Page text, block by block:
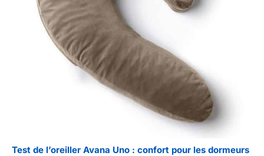
Test de l’oreiller Avana Uno : confort pour les dormeurs